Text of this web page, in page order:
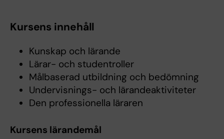
Kursens innehåll
Kunskap och lärande
Lärar- och studentroller
Målbaserad utbildning och bedömning
Undervisnings- och lärandeaktiviteter
Den professionella läraren
Kursens lärandemål